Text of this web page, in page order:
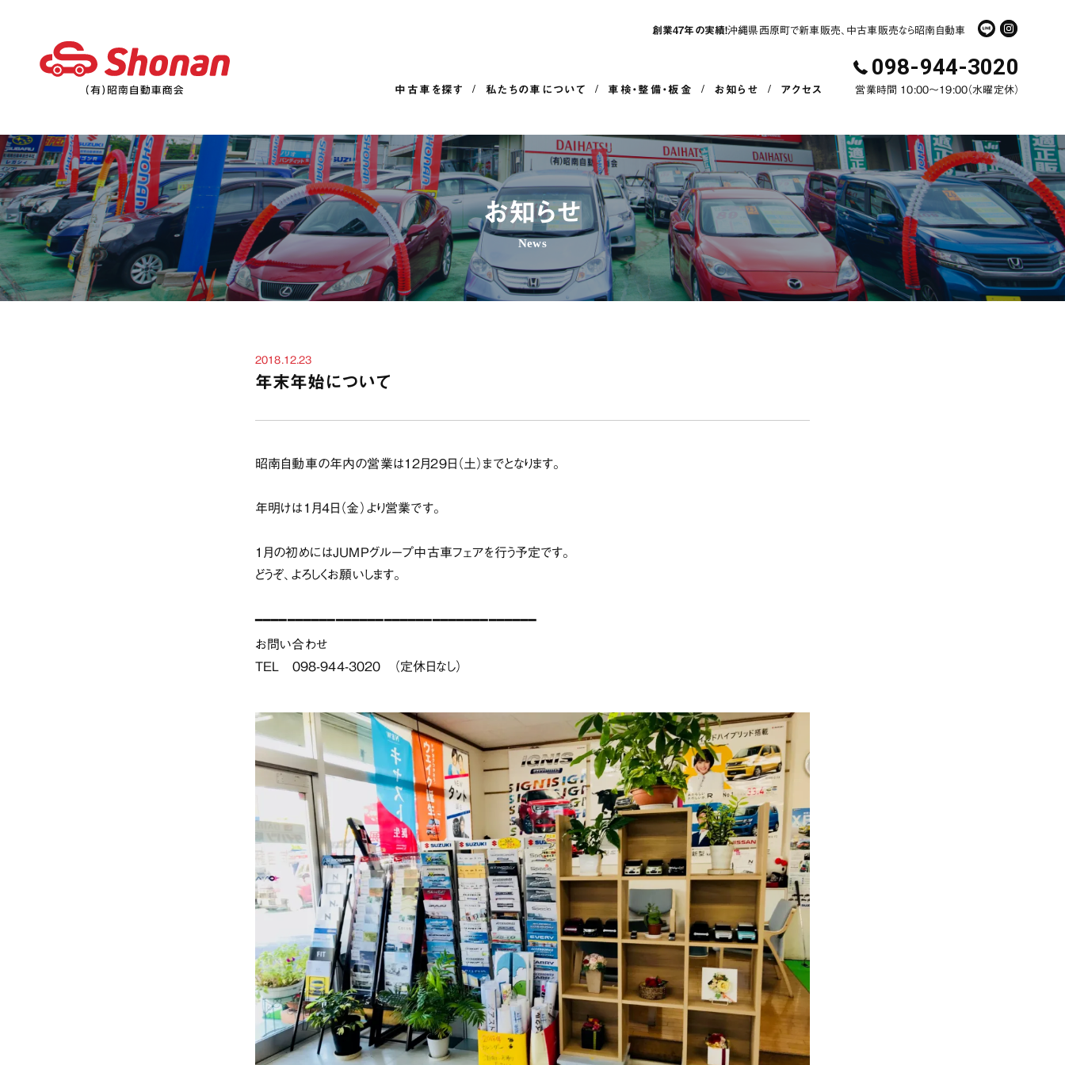
創業47年の実績！沖縄県西原町で新車販売、中古車販売なら昭南自動車
中古車を探す 私たちの車について 車検・整備・板金 お知らせ アクセス
098-944-3020
営業時間 10:00〜19:00（水曜定休）
お知らせ
2018.12.23
年末年始について
昭南自動車の年内の営業は12月29日（土）までとなります。
年明けは 1月4日（金） より営業です。
1月の初めにはJUMPグループ中古車フェアを行う予定です。
どうぞ、よろしくお願いします。
お問い合わせ
TEL 098-944-3020 （定休日なし）